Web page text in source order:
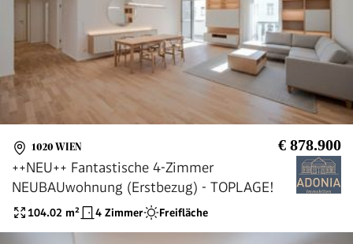
1020 WIEN € 878.900
++NEU++ Fantastische 4-Zimmer
NEUBAUwohnung (Erstbezug) - TOPLAGE!
104.02 m² 4 Zimmer Freifläche